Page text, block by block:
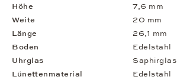
Höhe
7,6 mm
Weite
20 mm
Länge
26,1 mm
Boden
Edelstahl
Uhrglas
Saphirglas
Lünettenmaterial
Edelstahl